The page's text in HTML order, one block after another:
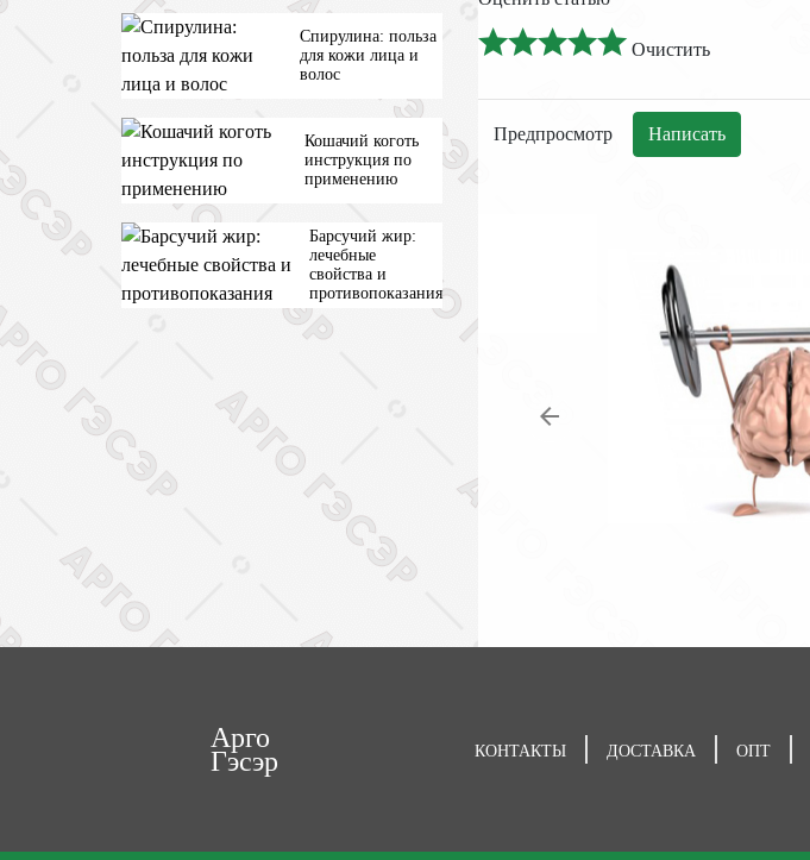
Спирулина: польза
для кожи лица и
волос
Кошачий коготь
инструкция по
применению
Барсучий жир:
лечебные
свойства и
противопоказания
Очистить
Арго
Гэсэр КОНТАКТЫ ДОСТАВКА ОПТ